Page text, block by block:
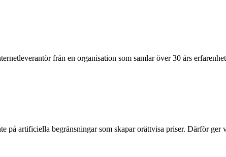
från en organisation som samlar över 30 års
på artificiella begränsningar som skapar orättvisa priser. Därför ger